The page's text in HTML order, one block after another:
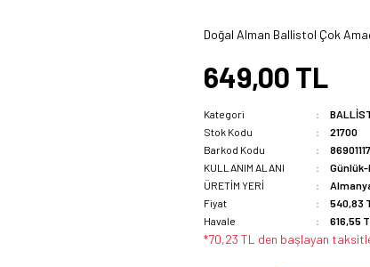
Doğal Alman Ballistol Çok
649,00 TL
Kategori
Stok Kodu
21700
Barkod Kodu
KULLANIM ALANI
Günlük-
ÜRETİM YERİ
Fiyat
540,83
Havale
616,55
*70,23 TL den başlayan